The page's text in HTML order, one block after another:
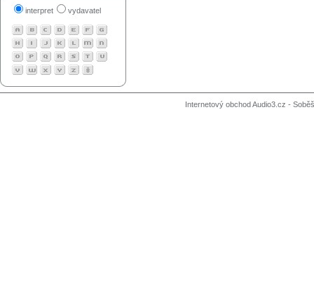
interpret vydavatel
Internetový obchod Audio3.cz -